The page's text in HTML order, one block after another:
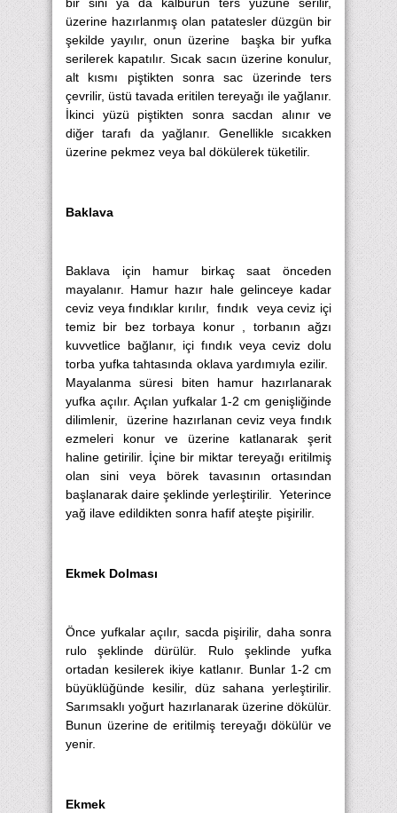
üzerine hazırlanmış olan patatesler düzgün bir
şekilde yayılır, onun üzerine başka bir yufka
serilerek kapatılır. Sıcak sacın üzerine konulur,
alt kısmı piştikten sonra sac üzerinde ters
çevrilir, üstü tavada eritilen tereyağı ile yağlanır.
İkinci yüzü piştikten sonra sacdan alınır ve
diğer tarafı da yağlanır. Genellikle sıcakken
üzerine pekmez veya bal dökülerek tüketilir.
Baklava
Baklava için hamur birkaç saat önceden
mayalanır. Hamur hazır hale gelinceye kadar
ceviz veya fındıklar kırılır, fındık veya ceviz içi
temiz bir bez torbaya konur , torbanın ağzı
kuvvetlice bağlanır, içi fındık veya ceviz dolu
torba yufka tahtasında oklava yardımıyla ezilir.
Mayalanma süresi biten hamur hazırlanarak
yufka açılır. Açılan yufkalar 1-2 cm genişliğinde
dilimlenir, üzerine hazırlanan ceviz veya fındık
ezmeleri konur ve üzerine katlanarak şerit
haline getirilir. İçine bir miktar tereyağı eritilmiş
olan sini veya börek tavasının ortasından
başlanarak daire şeklinde yerleştirilir. Yeterince
yağ ilave edildikten sonra hafif ateşte pişirilir.
Ekmek Dolması
Önce yufkalar açılır, sacda pişirilir, daha sonra
rulo şeklinde dürülür. Rulo şeklinde yufka
ortadan kesilerek ikiye katlanır. Bunlar 1-2 cm
büyüklüğünde kesilir, düz sahana yerleştirilir.
Sarımsaklı yoğurt hazırlanarak üzerine dökülür.
Bunun üzerine de eritilmiş tereyağı dökülür ve
yenir.
Ekmek